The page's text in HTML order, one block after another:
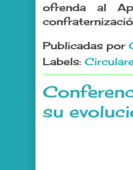
ofrenda al
Publicadas por
Labels:
su